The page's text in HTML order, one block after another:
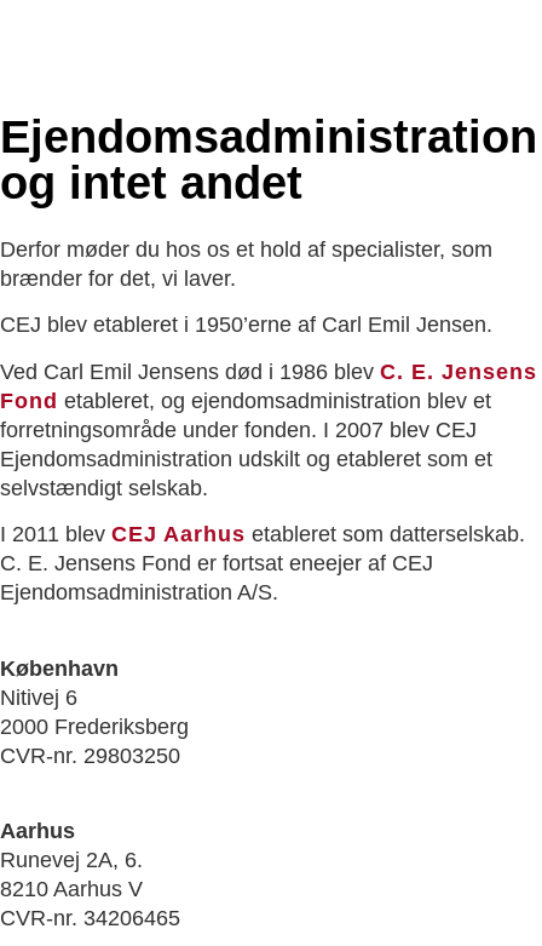
Ejendoms­administration
og intet andet
Derfor møder du hos os et hold af specialister, som
brænder for det, vi laver.
CEJ blev etableret i 1950’erne af Carl Emil Jensen.
Ved Carl Emil Jensens død i 1986 blev C. E. Jensens
Fond etableret, og ejendomsadministration blev et
forretningsområde under fonden. I 2007 blev CEJ
Ejendomsadministration udskilt og etableret som et
selvstændigt selskab.
I 2011 blev CEJ Aarhus etableret som datterselskab.
C. E. Jensens Fond er fortsat eneejer af CEJ
Ejendomsadministration A/S.
København
Nitivej 6
2000 Frederiksberg
CVR-nr. 29803250
Aarhus
Runevej 2A, 6.
8210 Aarhus V
CVR-nr. 34206465